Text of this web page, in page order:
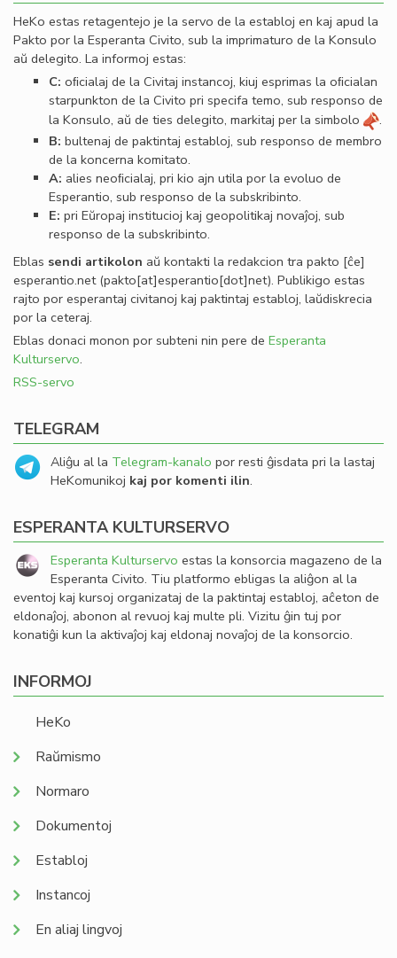
HeKo estas retagentejo je la servo de la establoj en kaj apud la
Pakto por la Esperanta Civito, sub la imprimaturo de la Konsulo
aŭ delegito. La informoj estas:
C: oﬁcialaj de la Civitaj instancoj, kiuj esprimas la oﬁcialan
starpunkton de la Civito pri specifa temo, sub responso de
la Konsulo, aŭ de ties delegito, markitaj per la simbolo
.
B: bultenaj de paktintaj establoj, sub responso de membro
de la koncerna komitato.
A: alies neoﬁcialaj, pri kio ajn utila por la evoluo de
Esperantio, sub responso de la subskribinto.
E: pri Eŭropaj institucioj kaj geopolitikaj novaĵoj, sub
responso de la subskribinto.
Eblas sendi artikolon aŭ kontakti la redakcion tra pakto [ĉe]
esperantio.net(pakto[at]esperantio[dot]net). Publikigo estas
rajto por esperantaj civitanoj kaj paktintaj establoj, laŭdiskrecia
por la ceteraj.
Eblas donaci monon por subteni nin pere de Esperanta
Kulturservo.
RSS-servo
TELEGRAM
Aliĝu al la Telegram-kanalo por resti ĝisdata pri la lastaj
HeKomunikoj kaj por komenti ilin.
ESPERANTA KULTURSERVO
Esperanta Kulturservo estas la konsorcia magazeno de la
Esperanta Civito. Tiu platformo ebligas la aliĝon al la
eventoj kaj kursoj organizataj de la paktintaj establoj, aĉeton de
eldonaĵoj, abonon al revuoj kaj multe pli. Vizitu ĝin tuj por
konatiĝi kun la aktivaĵoj kaj eldonaj novaĵoj de la konsorcio.
INFORMOJ
HeKo
Raŭmismo
Normaro
Dokumentoj
Establoj
Instancoj
En aliaj lingvoj